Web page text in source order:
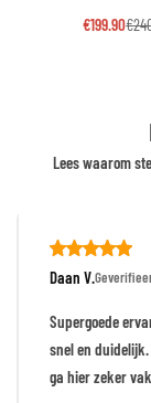
€
€199.90
Lees waarom
Daan V.
Supergoede
snel en
ga hier zeker